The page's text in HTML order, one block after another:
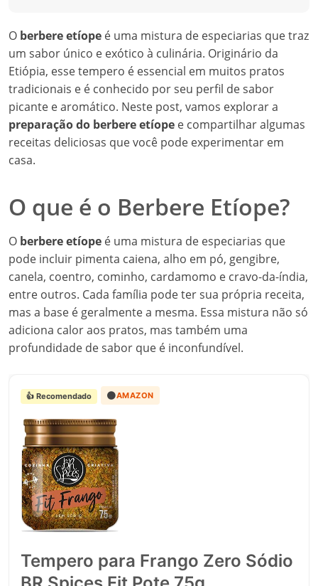
O berbere etíope é uma mistura de especiarias que traz
um sabor único e exótico à culinária. Originário da
Etiópia, esse tempero é essencial em muitos pratos
tradicionais e é conhecido por seu perfil de sabor
picante e aromático. Neste post, vamos explorar a
preparação do berbere etíope e compartilhar algumas
receitas deliciosas que você pode experimentar em
casa.
O que é o Berbere Etíope?
O berbere etíope é uma mistura de especiarias que
pode incluir pimenta caiena, alho em pó, gengibre,
canela, coentro, cominho, cardamomo e cravo-da-índia,
entre outros. Cada família pode ter sua própria receita,
mas a base é geralmente a mesma. Essa mistura não só
adiciona calor aos pratos, mas também uma
profundidade de sabor que é inconfundível.
👍 Recomendado 🟠AMAZON
Tempero para Frango Zero Sódio